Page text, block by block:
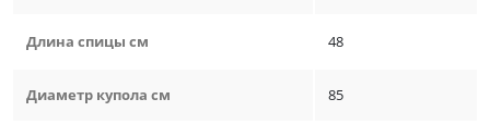
Длина спицы см 48
Диаметр купола см 85